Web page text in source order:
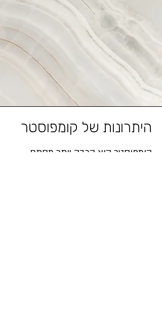
היתרונות של קומפוסטר
קומפוסטר הוא הרבה יותר מסתם